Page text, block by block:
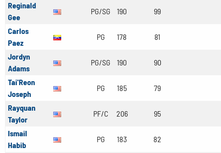
Reginald
Gee
PG/SG 190 99
Carlos
Paez
PG 178 81
Jordyn
Adams
PG/SG 190 90
Tai'Reon
Joseph
PG 185 79
Rayquan
Taylor
PF/C 206 95
Ismail
Habib
PG 183 82